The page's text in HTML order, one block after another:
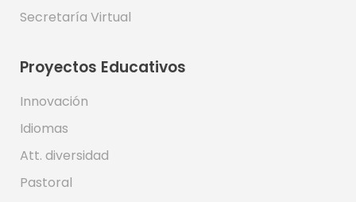
Secretaría Virtual
Proyectos Educativos
Innovación
Idiomas
Att. diversidad
Pastoral